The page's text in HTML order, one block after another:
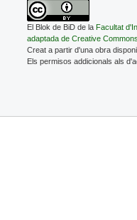
El Blok de BiD de la Facultat
adaptada de Creative
Creat a partir d'una obra
Els permisos addicionals als